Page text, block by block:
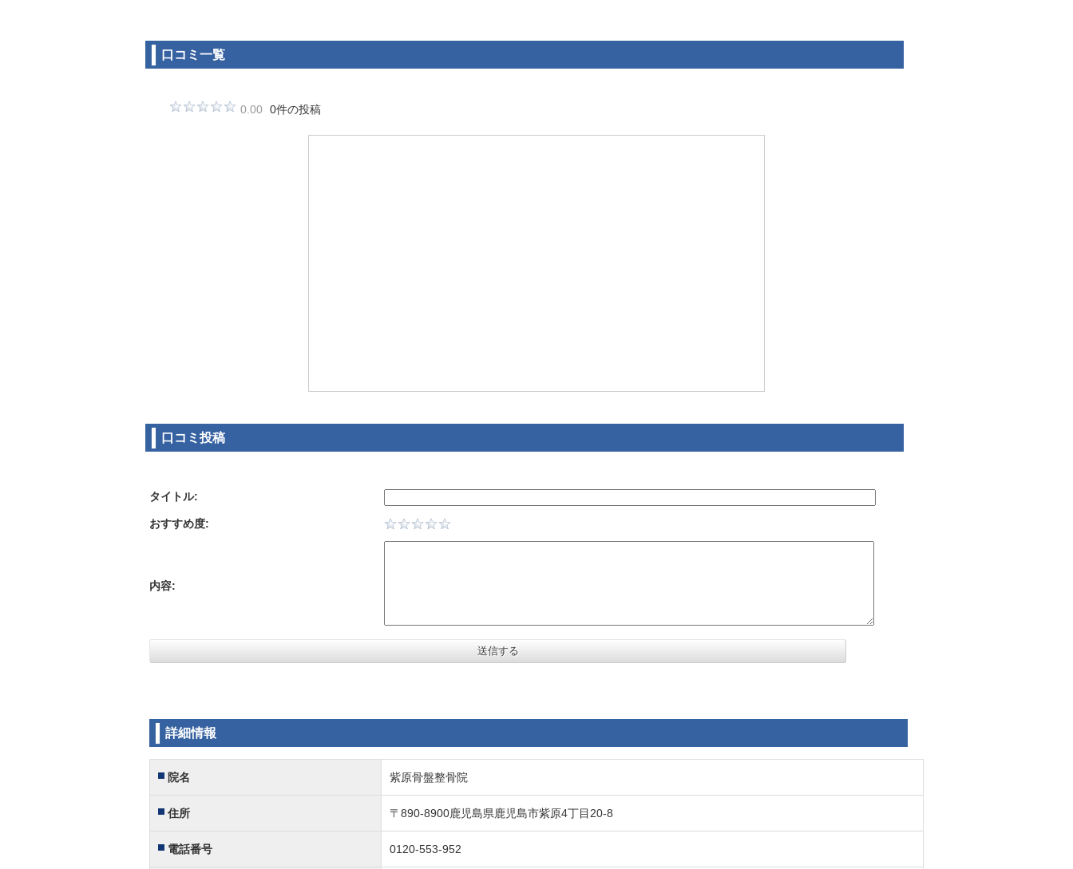
口コミ一覧
0.00 0件の投稿
口コミ投稿
タイトル:
おすすめ度:
内容:
詳細情報
院名 紫原骨盤整骨院
住所 〒890-8900鹿児島県鹿児島市紫原4丁目20-8
電話番号 0120-553-952